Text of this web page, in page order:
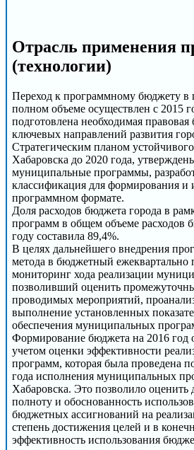
Отрасль применения
(технологии)
Переход к программному бюджету в
полном объеме осуществлен с 2015
подготовлена необходимая правовая
ключевых направлений развития
Стратегическим планом
Хабаровска до 2020 года,
муниципальные программы,
классификация для формирования и
программном формате.
Доля расходов бюджета города в
программ в общем объеме расходов
году составила 89,4%.
В целях дальнейшего внедрения
метода в бюджетный ежеквартально
мониторинг хода реализации
позволивший оценить
проводимых мероприятий,
выполнение установленных
обеспечения муниципальных
Формирование бюджета на 2016 год
учетом оценки эффективности
программ, которая была проведена
года исполнения муниципальных
Хабаровска. Это позволило оценить
полноту и обоснованность
бюджетных ассигнований на
степень достижения целей и в
эффективность использования